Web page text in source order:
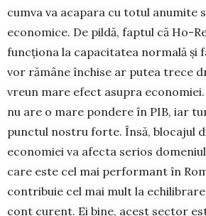
cumva va acapara cu totul anumite
economice. De pildă, faptul că Ho-
funcționa la capacitatea normală și
vor rămâne închise ar putea trece
vreun mare efect asupra
nu are o mare pondere în PIB, iar
punctul nostru forte. Însă, blo­cajul
economiei va afecta serios
care este cel mai perfor­mant în
contribuie cel mai mult la
cont curent. Ei bine, acest sector